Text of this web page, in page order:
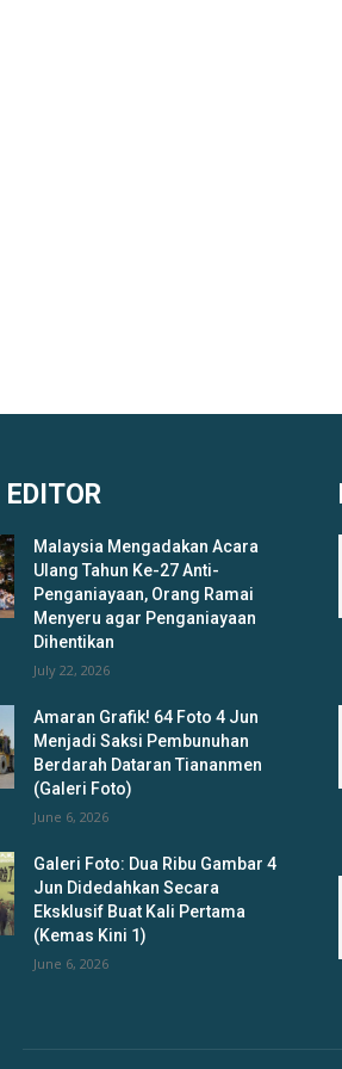
Malaysia Mengadakan Acara
Ulang Tahun Ke-27 Anti-
Penganiayaan, Orang Ramai
Menyeru agar Penganiayaan
Dihentikan
July 22, 2026
Amaran Grafik! 64 Foto 4 Jun
Menjadi Saksi Pembunuhan
Berdarah Dataran Tiananmen
(Galeri Foto)
June 6, 2026
Galeri Foto: Dua Ribu Gambar 4
Jun Didedahkan Secara
Eksklusif Buat Kali Pertama
(Kemas Kini 1)
June 6, 2026